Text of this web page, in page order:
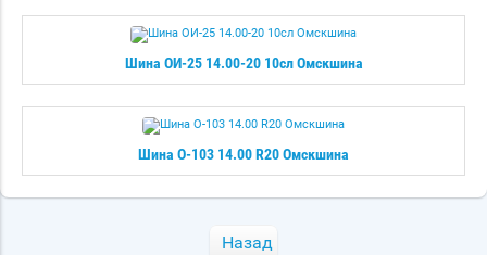
Шина ОИ-25 14.00-20 10сл Омскшина
Шина О-103 14.00 R20 Омскшина
Назад